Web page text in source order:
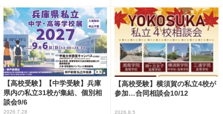
【高校受験】【中学受験】兵庫
県内の私立31校が集結、個別相
談会9/6
2026.7.28
【高校受験】横須賀の私立4校が
参加…合同相談会10/12
2026.8.5